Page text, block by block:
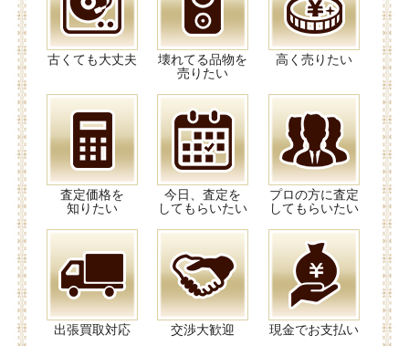
古くても大丈夫
壊れてる品物を
売りたい
高く売りたい
査定価格を
知りたい
今日、査定を
してもらいたい
プロの方に査定
してもらいたい
出張買取対応 交渉大歓迎 現金でお支払い